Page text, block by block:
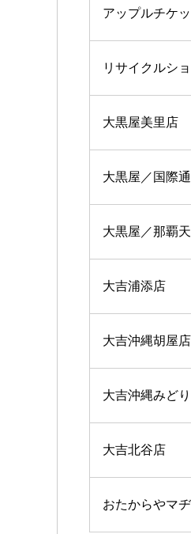
アップルチケ
リサイクルシ
大黒屋美里店
大黒屋／国際
大黒屋／那覇
大吉浦添店
大吉沖縄胡屋店
大吉沖縄みど
大吉北谷店
おたからやマ